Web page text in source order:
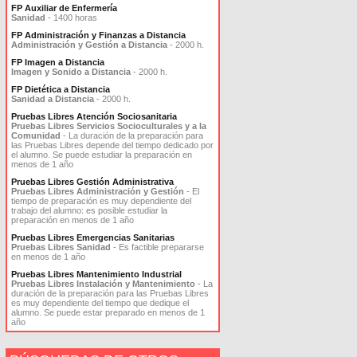
FP Auxiliar de Enfermería
Sanidad - 1400 horas
FP Administración y Finanzas a Distancia
Administración y Gestión a Distancia - 2000 h.
FP Imagen a Distancia
Imagen y Sonido a Distancia - 2000 h.
FP Dietética a Distancia
Sanidad a Distancia - 2000 h.
Pruebas Libres Atención Sociosanitaria
Pruebas Libres Servicios Socioculturales y a la
Comunidad - La duración de la preparación para
las Pruebas Libres depende del tiempo dedicado por
el alumno. Se puede estudiar la preparación en
menos de 1 año
Pruebas Libres Gestión Administrativa
Pruebas Libres Administración y Gestión - El
tiempo de preparación es muy dependiente del
trabajo del alumno: es posible estudiar la
preparación en menos de 1 año
Pruebas Libres Emergencias Sanitarias
Pruebas Libres Sanidad - Es factible prepararse
en menos de 1 año
Pruebas Libres Mantenimiento Industrial
Pruebas Libres Instalación y Mantenimiento - La
duración de la preparación para las Pruebas Libres
es muy dependiente del tiempo que dedique el
alumno. Se puede estar preparado en menos de 1
año